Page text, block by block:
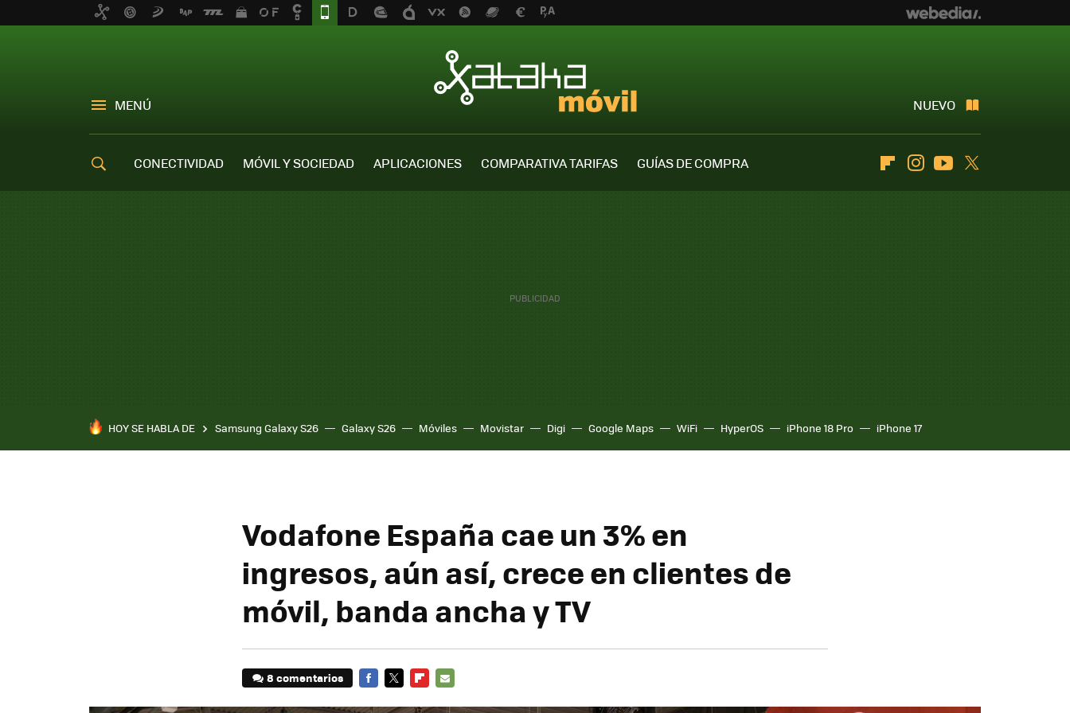
MENÚ NUEVO
CONECTIVIDAD MÓVIL Y SOCIEDAD APLICACIONES COMPARATIVA TARIFAS
GUÍAS DE COMPRA
FlipboardInstagramYoutube
HOY SE HABLA DE Samsung Galaxy S26 Galaxy S26 Móviles Movistar Digi Google Maps WiFi HyperOS iPhone 18 Pro iPhone 17
Vodafone España cae un 3% en
ingresos, aún así, crece en clientes de
móvil, banda ancha y TV
8 comentarios